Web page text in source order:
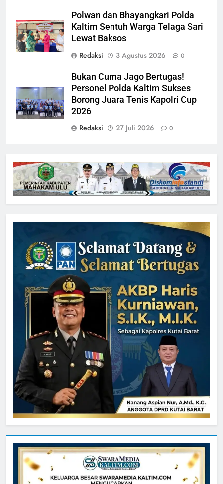
Polwan dan Bhayangkari Polda
Kaltim Sentuh Warga Telaga Sari
Lewat Baksos
Redaksi
3 Agustus 2026 0
Bukan Cuma Jago Bertugas!
Personel Polda Kaltim Sukses
Borong Juara Tenis Kapolri Cup
2026
Redaksi
27 Juli 2026 0